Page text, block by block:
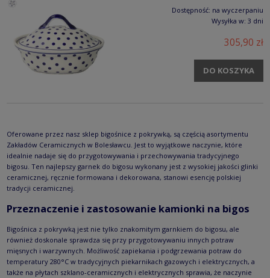
Dostępność: na wyczerpaniu
Wysyłka w: 3 dni
305,90 zł
DO KOSZYKA
Oferowane przez nasz sklep bigośnice z pokrywką, są częścią asortymentu
Zakładów Ceramicznych w Bolesławcu. Jest to wyjątkowe naczynie, które
idealnie nadaje się do przygotowywania i przechowywania tradycyjnego
bigosu. Ten najlepszy garnek do bigosu wykonany jest z wysokiej jakości glinki
ceramicznej, ręcznie formowana i dekorowana, stanowi esencję polskiej
tradycji ceramicznej.
Przeznaczenie i zastosowanie kamionki na bigos
Bigośnica z pokrywką jest nie tylko znakomitym garnkiem do bigosu, ale
również doskonale sprawdza się przy przygotowywaniu innych potraw
mięsnych i warzywnych. Możliwość zapiekania i podgrzewania potraw do
temperatury 280°C w tradycyjnych piekarnikach gazowych i elektrycznych, a
także na płytach szklano-ceramicznych i elektrycznych sprawia, że naczynie